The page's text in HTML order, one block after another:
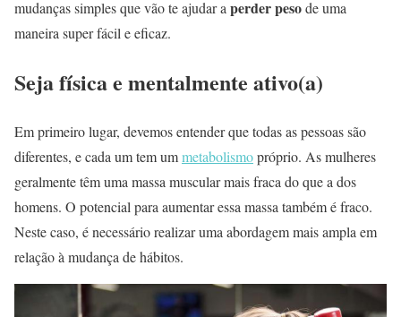
mudanças simples que vão te ajudar a perder pesode uma
maneira super fácil e eficaz.
Seja física e mentalmente ativo(a)
Em primeiro lugar, devemos entender que todas as pessoas são
diferentes, e cada um tem ummetabolismopróprio. As mulheres
geralmente têm uma massa muscular mais fraca do que a dos
homens. O potencial para aumentar essa massa também é fraco.
Neste caso, é necessário realizar uma abordagem mais ampla em
relação à mudança de hábitos.